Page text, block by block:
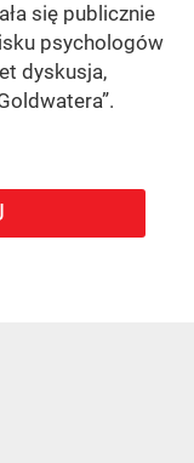
się publicznie
psychologów
dyskusja,